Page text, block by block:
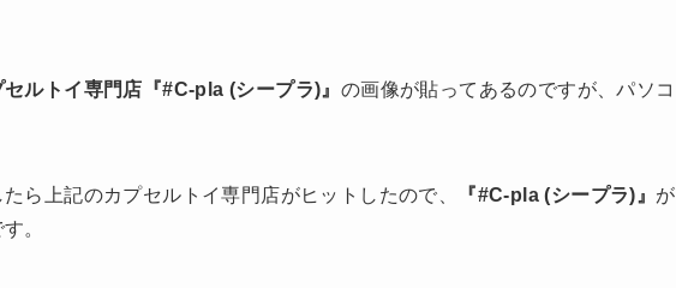
セルトイ専門店『#C-pla (シープラ)』 の画像が貼ってあるのですが、パソコ
たら上記のカプセルトイ専門店がヒットしたので、 『#C-pla (シープラ)』 が
。